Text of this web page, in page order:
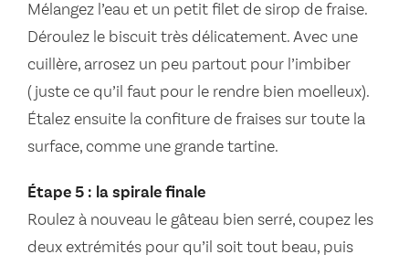
Mélangez l’eau et un petit filet de sirop de fraise.
Déroulez le biscuit très délicatement. Avec une
cuillère, arrosez un peu partout pour l’imbiber
(juste ce qu’il faut pour le rendre bien moelleux).
Étalez ensuite la confiture de fraises sur toute la
surface, comme une grande tartine.
Étape 5 : la spirale finale
Roulez à nouveau le gâteau bien serré, coupez les
deux extrémités pour qu’il soit tout beau, puis